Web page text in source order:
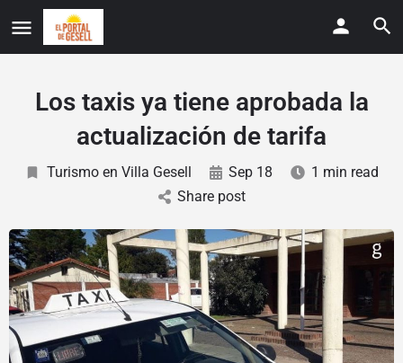
Los taxis ya tiene aprobada la
actualización de tarifa
Turismo en Villa Gesell Sep 18
1 min read
Share post